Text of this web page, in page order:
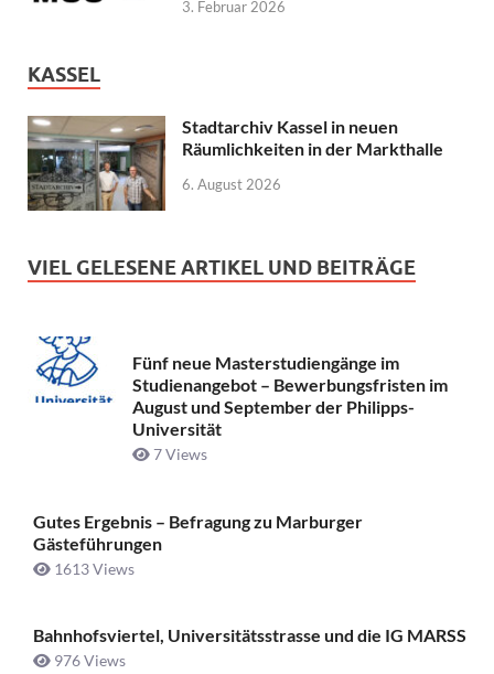
3. Februar 2026
KASSEL
Stadtarchiv Kassel in neuen
Räumlichkeiten in der Markthalle
6. August 2026
VIEL GELESENE ARTIKEL UND BEITRÄGE
Fünf neue Masterstudiengänge im
Studienangebot – Bewerbungsfristen im
August und September der Philipps-
Universität
7 Views
Gutes Ergebnis – Befragung zu Marburger
Gästeführungen
1613 Views
Bahnhofsviertel, Universitätsstrasse und die IG MARSS
976 Views